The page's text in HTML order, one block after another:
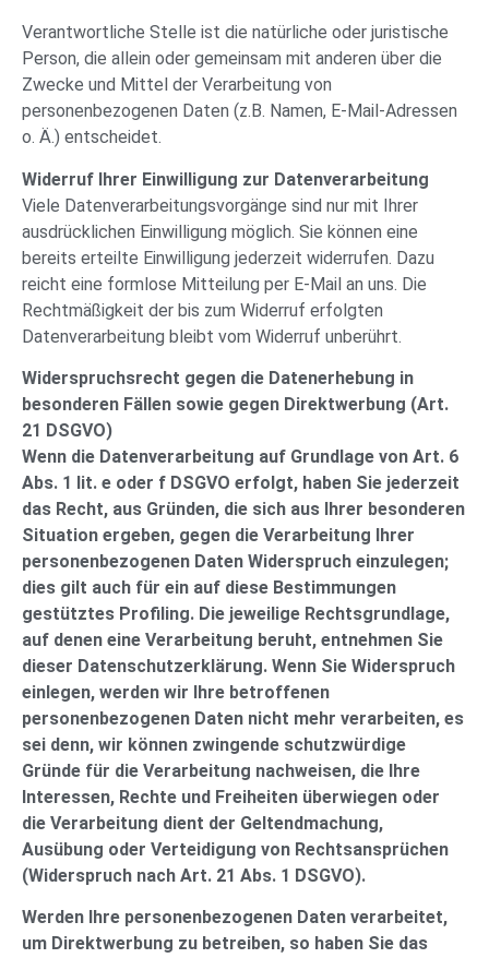
Verantwortliche Stelle ist die natürliche oder juristische
Person, die allein oder gemeinsam mit anderen über die
Zwecke und Mittel der Verarbeitung von
personenbezogenen Daten (z.B. Namen, E-Mail-Adressen
o. Ä.) entscheidet.
Widerruf Ihrer Einwilligung zur Datenverarbeitung
Viele Datenverarbeitungsvorgänge sind nur mit Ihrer
ausdrücklichen Einwilligung möglich. Sie können eine
bereits erteilte Einwilligung jederzeit widerrufen. Dazu
reicht eine formlose Mitteilung per E-Mail an uns. Die
Rechtmäßigkeit der bis zum Widerruf erfolgten
Datenverarbeitung bleibt vom Widerruf unberührt.
Widerspruchsrecht gegen die Datenerhebung in
besonderen Fällen sowie gegen Direktwerbung (Art.
21 DSGVO)
Wenn die Datenverarbeitung auf Grundlage von Art. 6
Abs. 1 lit. e oder f DSGVO erfolgt, haben Sie jederzeit
das Recht, aus Gründen, die sich aus Ihrer besonderen
Situation ergeben, gegen die Verarbeitung Ihrer
personenbezogenen Daten Widerspruch einzulegen;
dies gilt auch für ein auf diese Bestimmungen
gestütztes Profiling. Die jeweilige Rechtsgrundlage,
auf denen eine Verarbeitung beruht, entnehmen Sie
dieser Datenschutzerklärung. Wenn Sie Widerspruch
einlegen, werden wir Ihre betroffenen
personenbezogenen Daten nicht mehr verarbeiten, es
sei denn, wir können zwingende schutzwürdige
Gründe für die Verarbeitung nachweisen, die Ihre
Interessen, Rechte und Freiheiten überwiegen oder
die Verarbeitung dient der Geltendmachung,
Ausübung oder Verteidigung von Rechtsansprüchen
(Widerspruch nach Art. 21 Abs. 1 DSGVO).
Werden Ihre personenbezogenen Daten verarbeitet,
um Direktwerbung zu betreiben, so haben Sie das